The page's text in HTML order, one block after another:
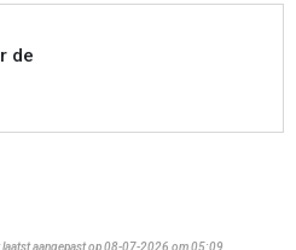
de
laatst aangepast op 08-07-2026 om 05:09.